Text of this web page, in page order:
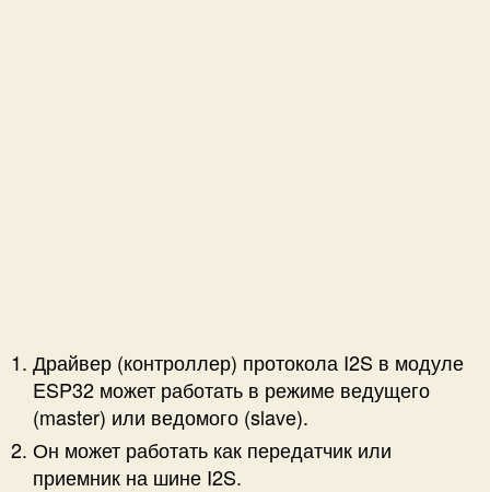
Драйвер (контроллер) протокола I2S в модуле
ESP32 может работать в режиме ведущего
(master) или ведомого (slave).
Он может работать как передатчик или
приемник на шине I2S.